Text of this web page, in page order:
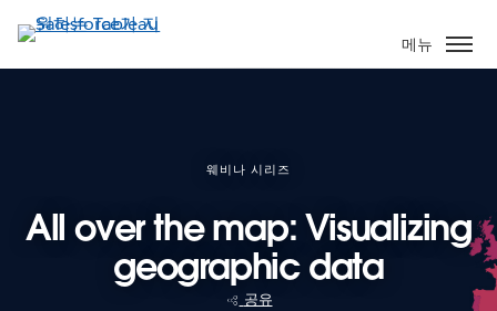
요
콘
메뉴
웨비나 시리즈
All over the map: Visualizing
geographic data
공유